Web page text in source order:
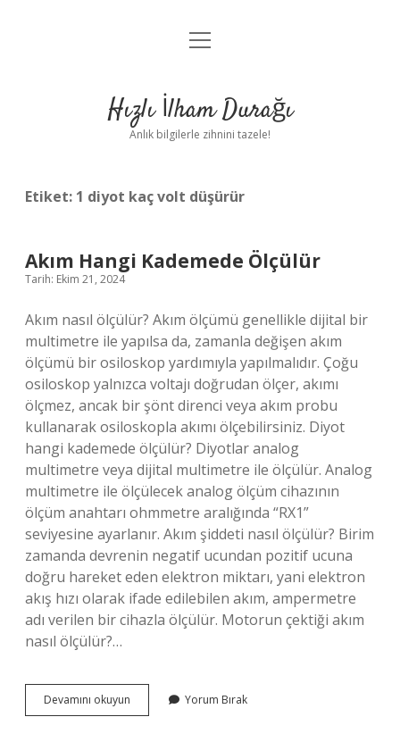
Anasayfa
Yasal Uyarı
menüyü
Hızlı İlham Durağı
Anlık bilgilerle zihnini tazele!
Etiket: 1 diyot kaç volt düşürür
Akım Hangi Kademede Ölçülür
Tarih: Ekim 21, 2024
Akım nasıl ölçülür? Akım ölçümü genellikle dijital bir
multimetre ile yapılsa da, zamanla değişen akım
ölçümü bir osiloskop yardımıyla yapılmalıdır. Çoğu
osiloskop yalnızca voltajı doğrudan ölçer, akımı
ölçmez, ancak bir şönt direnci veya akım probu
kullanarak osiloskopla akımı ölçebilirsiniz. Diyot
hangi kademede ölçülür? Diyotlar analog
multimetre veya dijital multimetre ile ölçülür. Analog
multimetre ile ölçülecek analog ölçüm cihazının
ölçüm anahtarı ohmmetre aralığında “RX1”
seviyesine ayarlanır. Akım şiddeti nasıl ölçülür? Birim
zamanda devrenin negatif ucundan pozitif ucuna
doğru hareket eden elektron miktarı, yani elektron
akış hızı olarak ifade edilebilen akım, ampermetre
adı verilen bir cihazla ölçülür. Motorun çektiği akım
nasıl ölçülür?…
Devamını okuyun
Hangi
Yorum Bırak